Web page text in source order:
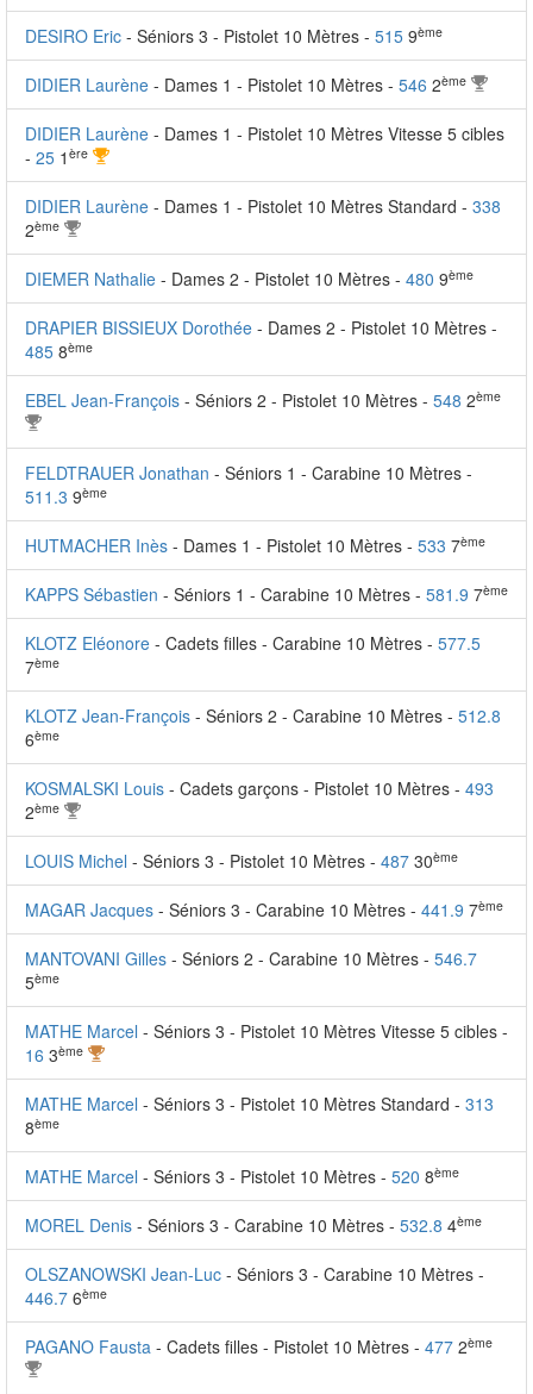
DESIRO Eric - Séniors 3 - Pistolet 10 Mètres - 515 9ème
DIDIER Laurène - Dames 1 - Pistolet 10 Mètres - 546 2ème
DIDIER Laurène - Dames 1 - Pistolet 10 Mètres Vitesse 5 cibles
- 25 1 ère
DIDIER Laurène - Dames 1 - Pistolet 10 Mètres Standard - 338
2ème
DIEMER Nathalie - Dames 2 - Pistolet 10 Mètres - 480 9ème
DRAPIER BISSIEUX Dorothée - Dames 2 - Pistolet 10 Mètres -
485 8ème
EBEL Jean-François - Séniors 2 - Pistolet 10 Mètres - 548 2ème
FELDTRAUER Jonathan - Séniors 1 - Carabine 10 Mètres -
511.3 9ème
HUTMACHER Inès - Dames 1 - Pistolet 10 Mètres - 533 7ème
KAPPS Sébastien - Séniors 1 - Carabine 10 Mètres - 581.9 7ème
KLOTZ Eléonore - Cadets filles - Carabine 10 Mètres - 577.5
7ème
KLOTZ Jean-François - Séniors 2 - Carabine 10 Mètres - 512.8
6ème
KOSMALSKI Louis - Cadets garçons - Pistolet 10 Mètres - 493
2ème
LOUIS Michel - Séniors 3 - Pistolet 10 Mètres - 487 30ème
MAGAR Jacques - Séniors 3 - Carabine 10 Mètres - 441.9 7ème
MANTOVANI Gilles - Séniors 2 - Carabine 10 Mètres - 546.7
5ème
MATHE Marcel - Séniors 3 - Pistolet 10 Mètres Vitesse 5 cibles -
16 3ème
MATHE Marcel - Séniors 3 - Pistolet 10 Mètres Standard - 313
8ème
MATHE Marcel - Séniors 3 - Pistolet 10 Mètres - 520 8ème
MOREL Denis - Séniors 3 - Carabine 10 Mètres - 532.8 4ème
OLSZANOWSKI Jean-Luc - Séniors 3 - Carabine 10 Mètres -
446.7 6ème
PAGANO Fausta - Cadets filles - Pistolet 10 Mètres - 477 2ème